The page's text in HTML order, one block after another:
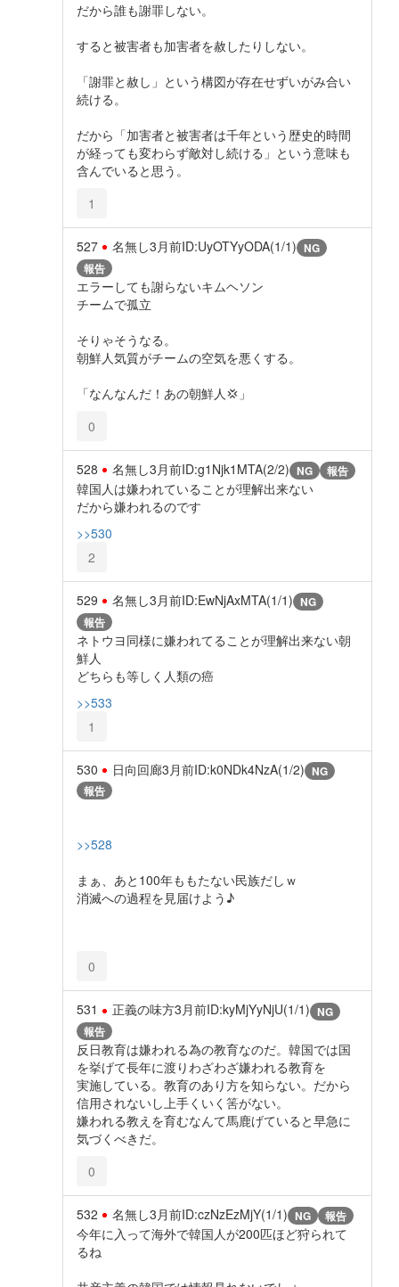
だから誰も謝罪しない。
すると被害者も加害者を赦したりしない。
「謝罪と赦し」という構図が存在せずいがみ合い
続ける。
だから「加害者と被害者は千年という歴史的時間
が経っても変わらず敵対し続ける」という意味も
含んでいると思う。
1
527 名無し3月前ID:UyOTYyODA(1/1) NG
報告
エラーしても謝らないキムヘソン
チームで孤立
そりゃそうなる。
朝鮮人気質がチームの空気を悪くする。
「なんなんだ！あの朝鮮人💢」
0
528 名無し3月前ID:g1Njk1MTA(2/2) NG 報告
韓国人は嫌われていることが理解出来ない
だから嫌われるのです
>>530
2
529 名無し3月前ID:EwNjAxMTA(1/1) NG
報告
ネトウヨ同様に嫌われてることが理解出来ない朝
鮮人
どちらも等しく人類の癌
>>533
1
530 日向回廊3月前ID:k0NDk4NzA(1/2) NG
報告
>>528
まぁ、あと100年ももたない民族だしｗ
消滅への過程を見届けよう♪
0
531 正義の味方3月前ID:kyMjYyNjU(1/1) NG
報告
反日教育は嫌われる為の教育なのだ。韓国では国
を挙げて長年に渡りわざわざ嫌われる教育を
実施している。教育のあり方を知らない。だから
信用されないし上手くいく筈がない。
嫌われる教えを育むなんて馬鹿げていると早急に
気づくべきだ。
0
532 名無し3月前ID:czNzEzMjY(1/1) NG 報告
今年に入って海外で韓国人が200匹ほど狩られて
るね